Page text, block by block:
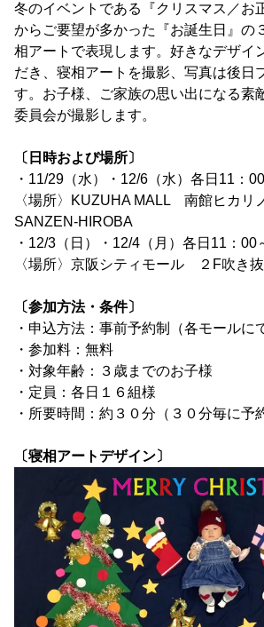
冬のイベントである『クリスマス／お
からご要望が多かった『お誕生日』の
相アートで表現します。好きなデザイ
だき、寝相アートを撮影、写真は後日
す。お子様、ご家族の思い出になる素
委員会が撮影します。
〔日時および場所〕
・11/29（水）・12/6（水）各日11：
〈場所〉KUZUHA MALL 南館ヒカリ
SANZEN-HIROBA
・12/3（日）・12/4（月）各日11：00
〈場所〉京阪シティモール ２F吹き
〔参加方法・条件〕
・申込方法：事前予約制（各モールに
・参加料：無料
・対象年齢：３歳までのお子様
・定員：各日１６組様
・所要時間：約３０分（３０分毎に予
〔寝相アートデザイン〕